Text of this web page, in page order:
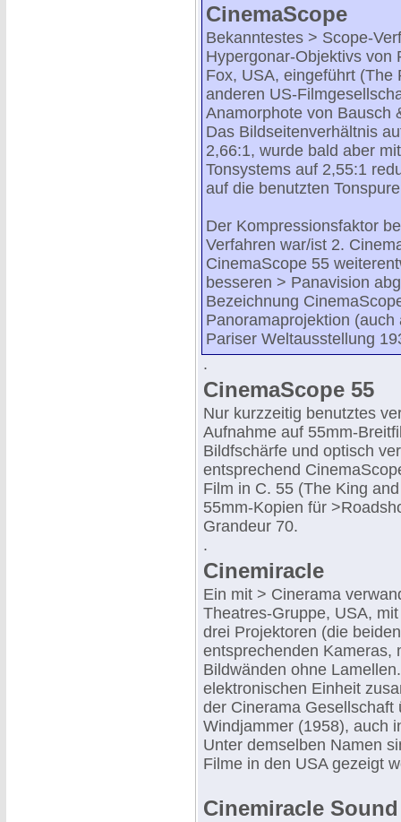
CinemaScope
Bekanntestes > Scope-
Hypergonar-Objektivs von
Fox, USA, eingeführt (The
anderen US-
Anamorphote von Bausch
Das Bildseitenverhältnis
2,66:1, wurde bald aber
Tonsystems auf 2,55:1
auf die benutzten
Der Kompressionsfaktor
Verfahren war/ist 2.
CinemaScope 55
besseren > Panavision
Bezeichnung
Panoramaprojektion
Pariser Weltausstellung
.
CinemaScope 55
Nur kurzzeitig benutztes
Aufnahme auf 55mm-
Bildfschärfe und optisch
entsprechend
Film in C. 55 (The King
55mm-Kopien für
Grandeur 70.
.
Cinemiracle
Ein mit > Cinerama
Theatres-Gruppe, USA,
drei Projektoren (die
entsprechenden Kameras,
Bildwänden ohne
elektronischen Einheit
der Cinerama
Windjammer (1958), auch
Unter demselben Namen
Filme in den USA gezeigt
Cinemiracle Sound